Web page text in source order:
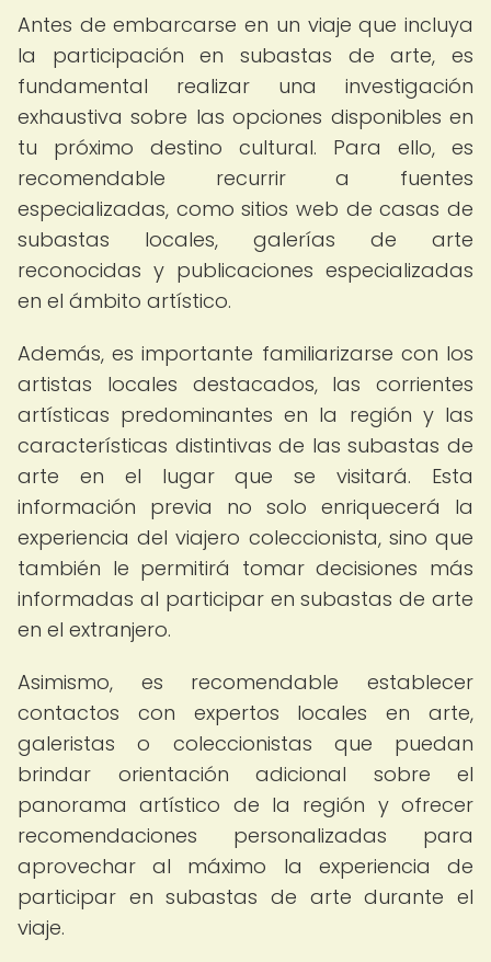
Antes de embarcarse en un viaje que incluya
la participación en subastas de arte, es
fundamental realizar una investigación
exhaustiva sobre las opciones disponibles en
tu próximo destino cultural. Para ello, es
recomendable recurrir a fuentes
especializadas, como sitios web de casas de
subastas locales, galerías de arte
reconocidas y publicaciones especializadas
en el ámbito artístico.
Además, es importante familiarizarse con los
artistas locales destacados, las corrientes
artísticas predominantes en la región y las
características distintivas de las subastas de
arte en el lugar que se visitará. Esta
información previa no solo enriquecerá la
experiencia del viajero coleccionista, sino que
también le permitirá tomar decisiones más
informadas al participar en subastas de arte
en el extranjero.
Asimismo, es recomendable establecer
contactos con expertos locales en arte,
galeristas o coleccionistas que puedan
brindar orientación adicional sobre el
panorama artístico de la región y ofrecer
recomendaciones personalizadas para
aprovechar al máximo la experiencia de
participar en subastas de arte durante el
viaje.